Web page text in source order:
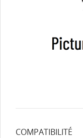
COMPATIBILITÉ